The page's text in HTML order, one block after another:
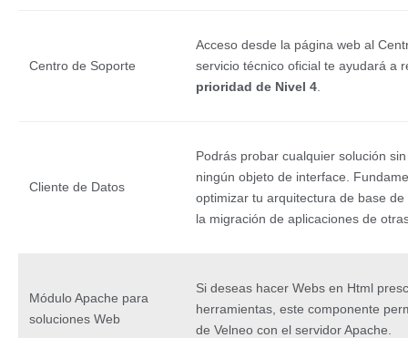
Centro de Soporte
Acceso desde la página web al
servicio técnico oficial te ayudará a
prioridad de Nivel 4
Cliente de Datos
Podrás probar cualquier solución
ningún objeto de interface.
optimizar tu arquitectura de base
la migración de aplicaciones de
Módulo Apache para
soluciones Web
Si deseas hacer Webs en Html
herramientas, este componente
de Velneo con el servidor Apache.